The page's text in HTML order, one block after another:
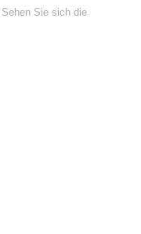
Sehen Sie sich die